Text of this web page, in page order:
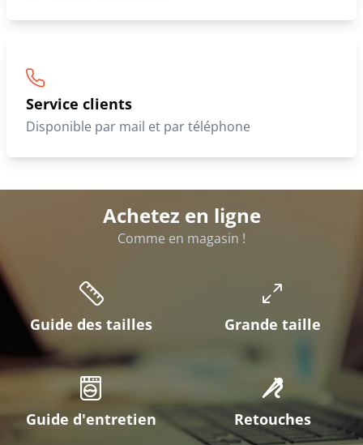
Service clients
Disponible par mail et par téléphone
Achetez en ligne
Comme en magasin !
Guide des tailles Grande taille
Guide d'entretien Retouches